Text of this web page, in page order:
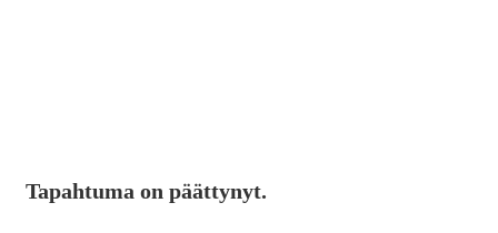
Tapahtuma on päättynyt.